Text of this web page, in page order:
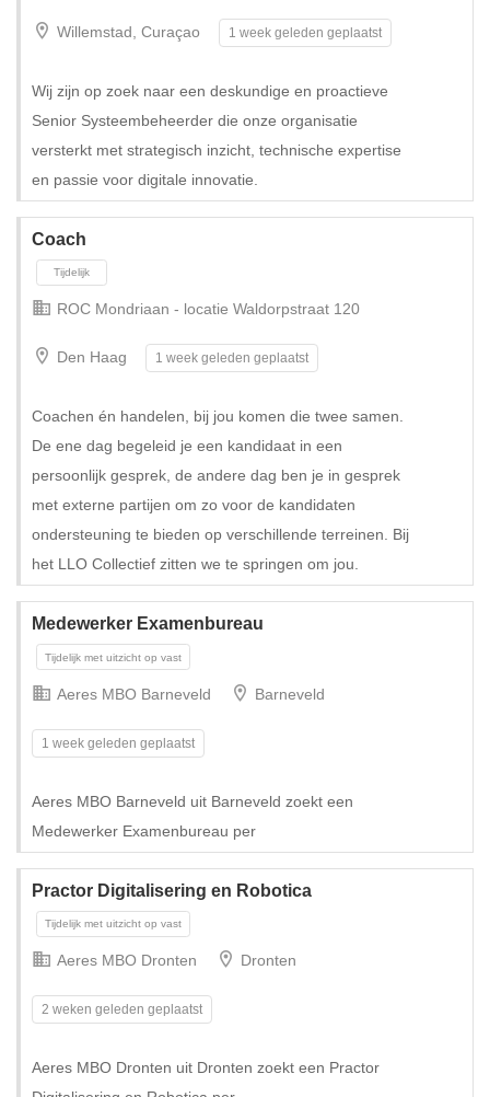
Tijdelijk met uitzicht op vast
Willemstad, Curaçao 1 week geleden geplaatst
Wij zijn op zoek naar een deskundige en proactieve
Senior Systeembeheerder die onze organisatie
versterkt met strategisch inzicht, technische expertise
en passie voor digitale innovatie.
Coach
ROC Mondriaan - locatie Waldorpstraat 120
Den Haag 1 week geleden geplaatst
Coachen én handelen, bij jou komen die twee samen.
De ene dag begeleid je een kandidaat in een
persoonlijk gesprek, de andere dag ben je in gesprek
met externe partijen om zo voor de kandidaten
ondersteuning te bieden op verschillende terreinen. Bij
het LLO Collectief zitten we te springen om jou.
Medewerker Examenbureau
Tijdelijk met uitzicht op vast
Aeres MBO Barneveld Barneveld
1 week geleden geplaatst
Aeres MBO Barneveld uit Barneveld zoekt een
Medewerker Examenbureau per
Practor Digitalisering en Robotica
Aeres MBO Dronten Dronten
2 weken geleden geplaatst
Aeres MBO Dronten uit Dronten zoekt een Practor